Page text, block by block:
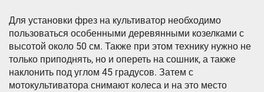
Для установки фрез на культиватор необходимо
пользоваться особенными деревянными козелками с
высотой около 50 см. Также при этом технику нужно не
только приподнять, но и опереть на сошник, а также
наклонить под углом 45 градусов. Затем с
мотокультиватора снимают колеса и на это место